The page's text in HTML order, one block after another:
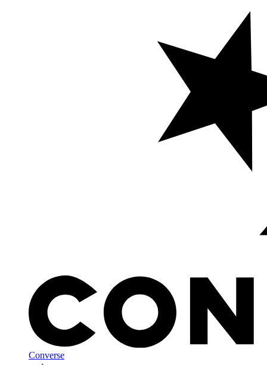
Converse